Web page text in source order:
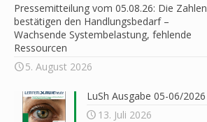
Pressemitteilung vom 05.08.26: Die Zahlen
bestätigen den Handlungsbedarf –
Wachsende Systembelastung, fehlende
Ressourcen
5. August 2026
LuSh Ausgabe 05-06/2026
13. Juli 2026